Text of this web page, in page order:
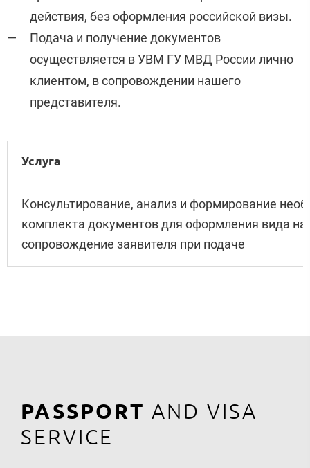
действия, без оформления российской визы.
Подача и получение документов
осуществляется в УВМ ГУ МВД России лично
клиентом, в сопровождении нашего
представителя.
Услуга
Консультирование, анализ и формирование
комплекта документов для оформления вида на
сопровождение заявителя при подаче​​
PASSPORT AND VISA
SERVICE